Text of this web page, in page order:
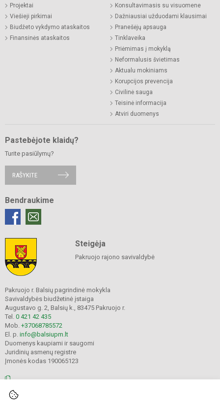
Projektai
Viešieji pirkimai
Biudžeto vykdymo ataskaitos
Finansinės ataskaitos
Konsultavimasis su visuomene
Dažniausiai užduodami klausimai
Pranešėjų apsauga
Tinklaveika
Priėmimas į mokyklą
Neformalusis švietimas
Aktualu mokiniams
Korupcijos prevencija
Civilinė sauga
Teisinė informacija
Atviri duomenys
Pastebėjote klaidų?
Turite pasiūlymų?
RAŠYKITE
Bendraukime
Steigėja
Pakruojo rajono savivaldybė
Pakruojo r. Balsių pagrindinė mokykla
Savivaldybės biudžetinė įstaiga
Augustavo g. 2, Balsių k., 83475 Pakruojo r.
Tel. 0 421 42 435
Mob. +37068785572
El. p. info@balsiupm.lt
Duomenys kaupiami ir saugomi
Juridinių asmenų registre
Įmonės kodas 190065123